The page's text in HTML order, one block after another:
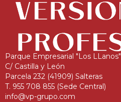
Parque Empresarial "Los LLanos"
C/ Castilla y León
Parcela 232 (41909) Salteras
T. 955 708 855 (Sede Central)
info@vp-grupo.com